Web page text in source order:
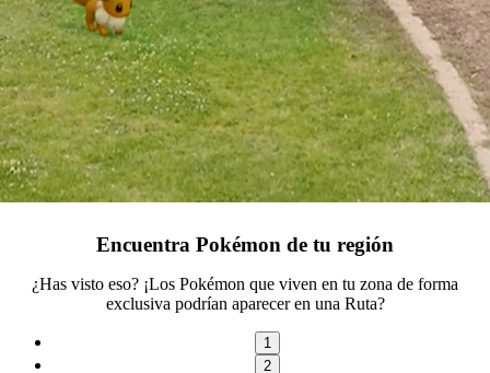
Encuentra Pokémon de tu región
¿Has visto eso? ¡Los Pokémon que viven en tu zona de forma
exclusiva podrían aparecer en una Ruta?
1
2